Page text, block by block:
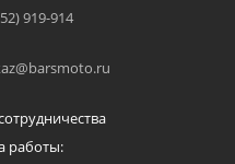
919-914
работы: